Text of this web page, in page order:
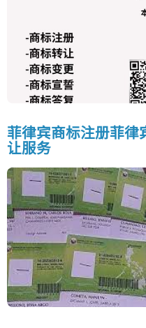
菲律宾商标注册菲律
让服务